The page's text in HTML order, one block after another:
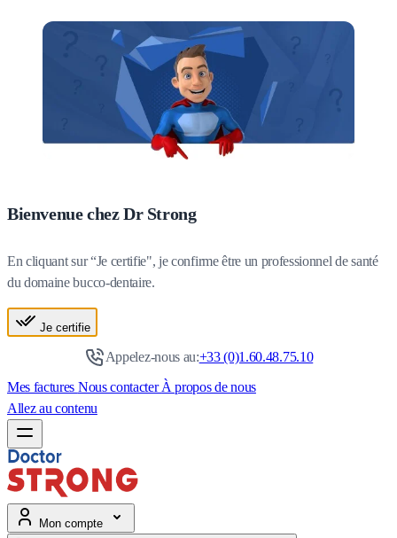
Bienvenue chez Dr Strong
En cliquant sur “Je certifie", je confirme être un professionnel de santé
du domaine bucco-dentaire.
Je certifie
Appelez-nous au:+33 (0)1.60.48.75.10
Mes factures Nous contacterÀ propos de nous
Allez au contenu
Mon compte